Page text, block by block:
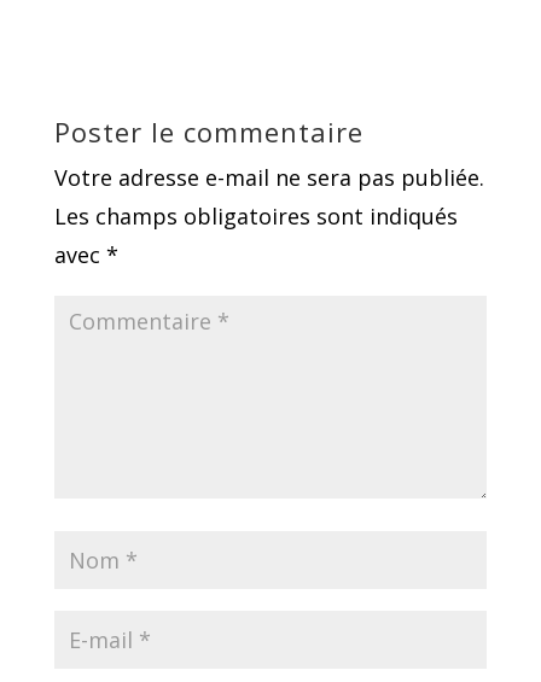
Poster le commentaire
Votre adresse e-mail ne sera pas publiée.
Les champs obligatoires sont indiqués
avec *